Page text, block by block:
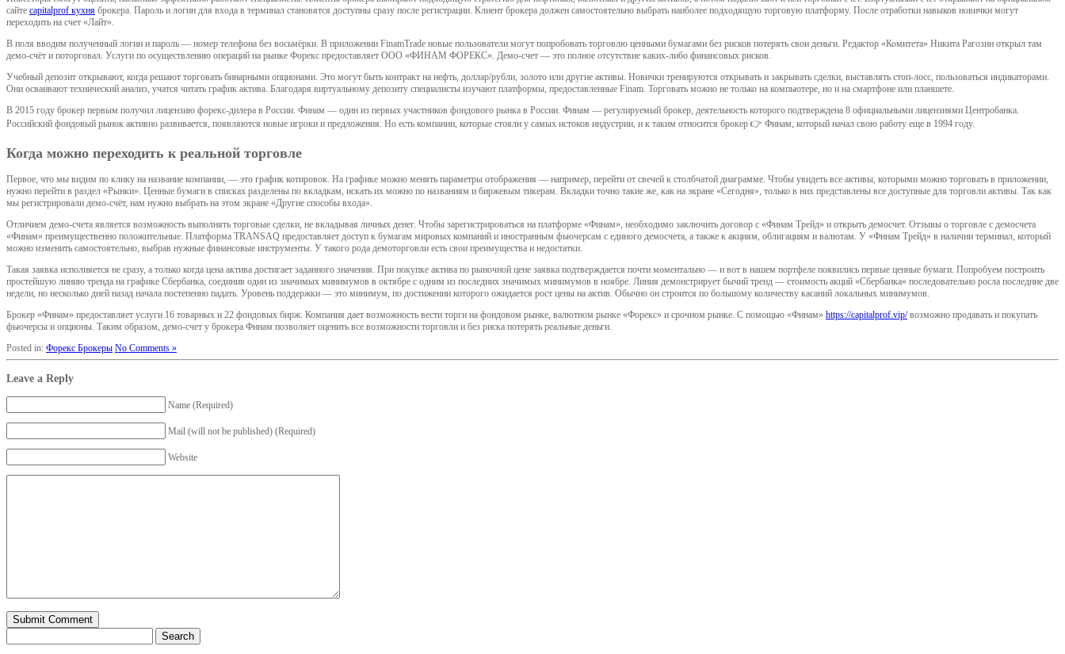
сайте capitalprof кухня брокера. Пароль и логин для входа в терминал становятся доступны сразу после регистрации. Клиент брокера должен самостоятельно выбрать наиболее подходящую торговую платформу. После отработки навыков новички могут
переходить на счет «Лайт».
В поля вводим полученный логин и пароль — номер телефона без восьмёрки. В приложении FinamTrade новые пользователи могут попробовать торговлю ценными бумагами без рисков потерять свои деньги. Редактор «Комитета» Никита Рагозин открыл там
демо-счёт и поторговал. Услуги по осуществлению операций на рынке Форекс предоставляет ООО «ФИНАМ ФОРЕКС». Демо-счет — это полное отсутствие каких-либо финансовых рисков.
Учебный депозит открывают, когда решают торговать бинарными опционами. Это могут быть контракт на нефть, доллар/рубли, золото или другие активы. Новички тренируются открывать и закрывать сделки, выставлять стоп-лосс, пользоваться индикаторами.
Они осваивают технический анализ, учатся читать график актива. Благодаря виртуальному депозиту специалисты изучают платформы, предоставленные Finam. Торговать можно не только на компьютере, но и на смартфоне или планшете.
В 2015 году брокер первым получил лицензию форекс-дилера в России. Финам — один из первых участников фондового рынка в России. Финам — регулируемый брокер, деятельность которого подтверждена 8 официальными лицензиями Центробанка.
Российский фондовый рынок активно развивается, появляются новые игроки и предложения. Но есть компании, которые стояли у самых истоков индустрии, и к таким относится брокер 👉 Финам, который начал свою работу еще в 1994 году.
Когда можно переходить к реальной торговле
Первое, что мы видим по клику на название компании, — это график котировок. На графике можно менять параметры отображения — например, перейти от свечей к столбчатой диаграмме. Чтобы увидеть все активы, которыми можно торговать в приложении,
нужно перейти в раздел «Рынки». Ценные бумаги в списках разделены по вкладкам, искать их можно по названиям и биржевым тикерам. Вкладки точно такие же, как на экране «Сегодня», только в них представлены все доступные для торговли активы. Так как
мы регистрировали демо-счёт, нам нужно выбрать на этом экране «Другие способы входа».
Отличием демо-счета является возможность выполнять торговые сделки, не вкладывая личных денег. Чтобы зарегистрироваться на платформе «Финам», необходимо заключить договор с «Финам Трейд» и открыть демосчет. Отзывы о торговле с демосчета
«Финам» преимущественно положительные. Платформа TRANSAQ предоставляет доступ к бумагам мировых компаний и иностранным фьючерсам с единого демосчета, а также к акциям, облигациям и валютам. У «Финам Трейд» в наличии терминал, который
можно изменить самостоятельно, выбрав нужные финансовые инструменты. У такого рода демоторговли есть свои преимущества и недостатки.
Такая заявка исполняется не сразу, а только когда цена актива достигает заданного значения. При покупке актива по рыночной цене заявка подтверждается почти моментально — и вот в нашем портфеле появились первые ценные бумаги. Попробуем построить
простейшую линию тренда на графике Сбербанка, соединив один из значимых минимумов в октябре с одним из последних значимых минимумов в ноябре. Линия демонстрирует бычий тренд — стоимость акций «Сбербанка» последовательно росла последние две
недели, но несколько дней назад начала постепенно падать. Уровень поддержки — это минимум, по достижении которого ожидается рост цены на актив. Обычно он строится по большому количеству касаний локальных минимумов.
Брокер «Финам» предоставляет услуги 16 товарных и 22 фондовых бирж. Компания дает возможность вести торги на фондовом рынке, валютном рынке «Форекс» и срочном рынке. С помощью «Финам» https://capitalprof.vip/возможно продавать и покупать
фьючерсы и опционы. Таким образом, демо-счет у брокера Финам позволяет оценить все возможности торговли и без риска потерять реальные деньги.
Posted in: Форекс Брокеры No Comments »
Leave a Reply
Name (Required)
Mail (will not be published) (Required)
Website
Search
for: